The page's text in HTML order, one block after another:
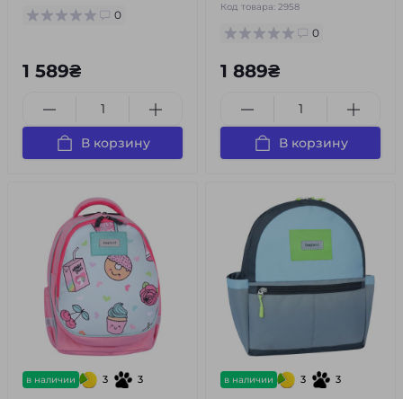
0
1 589₴
В корзину
Код товара: 2958
0
1 889₴
В корзину
в наличии 3 3 в наличии 3 3